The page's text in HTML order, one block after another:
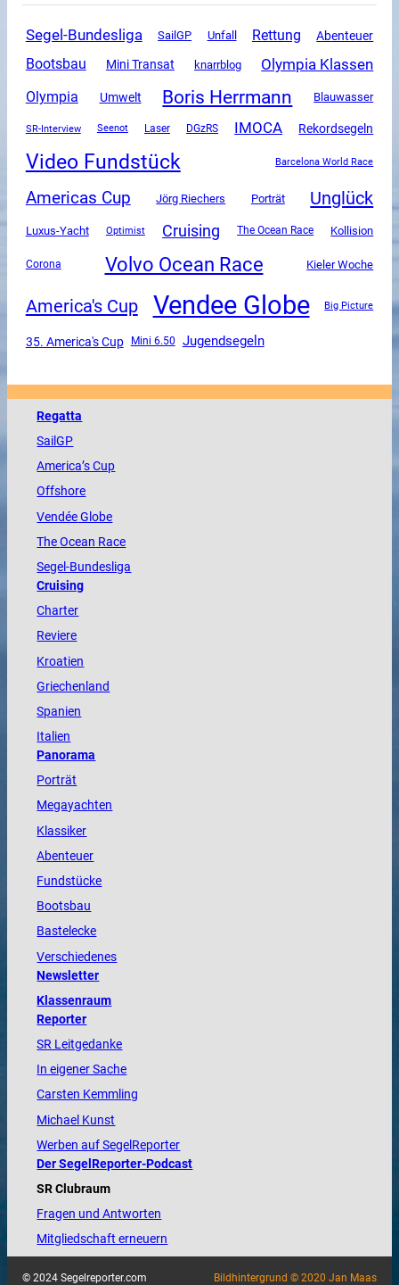
Segel-Bundesliga SailGP Unfall Rettung Abenteuer
Bootsbau Mini Transat knarrblog Olympia Klassen
Olympia Umwelt Boris Herrmann Blauwasser
SR-Interview Seenot Laser DGzRS IMOCA Rekordsegeln
Video Fundstück Barcelona World Race
Americas Cup Jörg Riechers Porträt Unglück
Luxus-Yacht Optimist Cruising The Ocean Race Kollision
Corona Volvo Ocean Race Kieler Woche
America's Cup Vendee Globe Big Picture
35. America's Cup Mini 6.50 Jugendsegeln
Regatta
SailGP
America’s Cup
Offshore
VendéeGlobe
TheOcean Race
Segel-Bundesliga
Cruising
Charter
Reviere
Kroatien
Griechenland
Spanien
Italien
Panorama
Porträt
Megayachten
Klassiker
Abenteuer
Fundstücke
Bootsbau
Bastelecke
Verschiedenes
Newsletter
Klassenraum
Reporter
SR Leitgedanke
In eigener Sache
Carsten Kemmling
Michael Kunst
Werben auf SegelReporter
Der SegelReporter-Podcast
SR Clubraum
Fragen und Antworten
Mitgliedschaft erneuern
© 2024 Segelreporter.com Bildhintergrund © 2020 Jan Maas